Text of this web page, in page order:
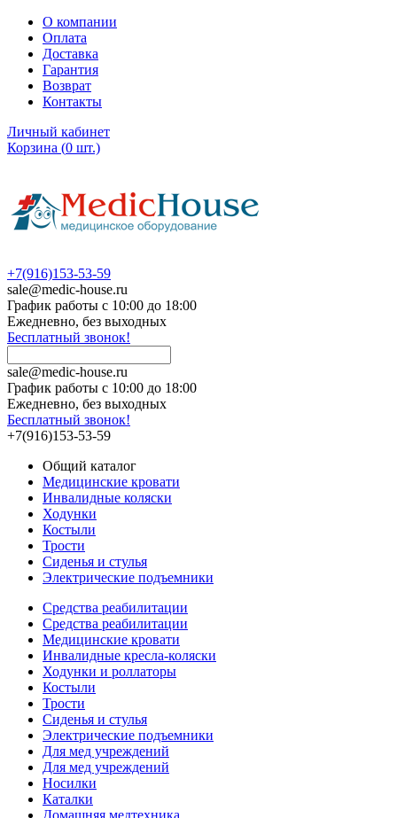
О компании
Оплата
Доставка
Гарантия
Возврат
Контакты
Личный кабинет
Корзина (0 шт.)
+7(916)153-53-59
sale@medic-house.ru
График работы с 10:00 до 18:00
Ежедневно, без выходных
Бесплатный звонок!
sale@medic-house.ru
График работы с 10:00 до 18:00
Ежедневно, без выходных
Бесплатный звонок!
+7(916)153-53-59
Общий каталог
Медицинские кровати
Инвалидные коляски
Ходунки
Костыли
Трости
Сиденья и стулья
Электрические подъемники
Средства реабилитации
Средства реабилитации
Медицинские кровати
Инвалидные кресла-коляски
Ходунки и роллаторы
Костыли
Трости
Сиденья и стулья
Электрические подъемники
Для мед учреждений
Для мед учреждений
Носилки
Каталки
Домашняя медтехника